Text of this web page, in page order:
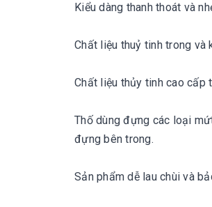
Kiểu dàng thanh thoát và
Chất liệu thuỷ tinh trong và
Chất liệu thủy tinh cao cấp
Thố dùng đựng các loại
đựng bên trong.
Sản phẩm dễ lau chùi và